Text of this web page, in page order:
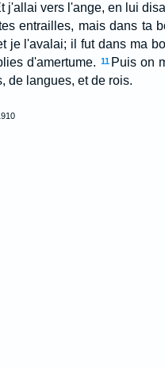
j'allai vers l'ange, en lui
entrailles, mais dans ta
je l'avalai; il fut dans ma
d'amertume. 11 Puis on
de langues, et de rois.